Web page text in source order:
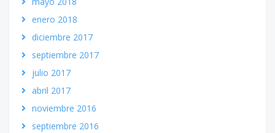
enero 2018
diciembre 2017
septiembre 2017
julio 2017
abril 2017
noviembre 2016
septiembre 2016